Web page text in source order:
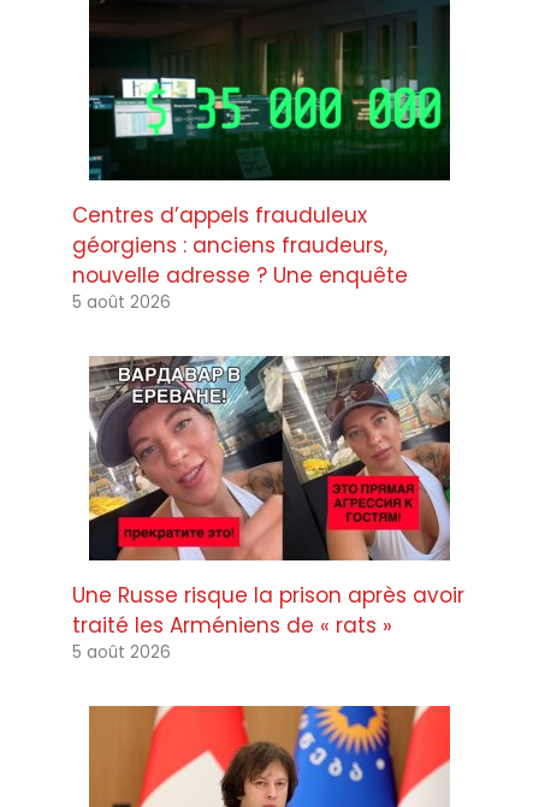
Centres d’appels frauduleux
géorgiens : anciens fraudeurs,
nouvelle adresse ? Une enquête
5 août 2026
Une Russe risque la prison après avoir
traité les Arméniens de « rats »
5 août 2026